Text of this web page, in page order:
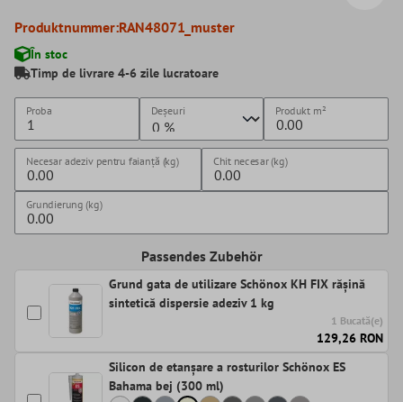
Produktnummer:RAN48071_muster
În stoc
Timp de livrare 4-6 zile lucratoare
Proba Deșeuri Produkt m²
Necesar adeziv pentru faianță (kg) Chit necesar (kg)
Grundierung (kg)
Passendes Zubehör
Grund gata de utilizare Schönox KH FIX rășină
sintetică dispersie adeziv 1 kg
1 Bucată(e)
129,26 RON
Silicon de etanșare a rosturilor Schönox ES
Bahama bej (300 ml)